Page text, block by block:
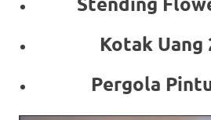
Kotak Uang
Pergola